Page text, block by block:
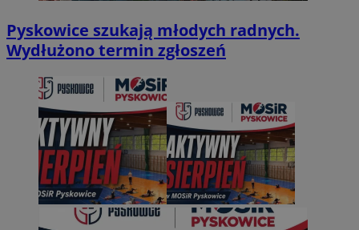
Pyskowice szukają młodych radnych.
Wydłużono termin zgłoszeń